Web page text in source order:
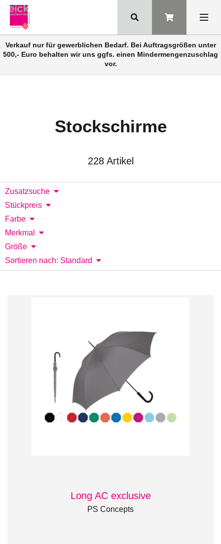
Verkauf nur für gewerblichen Bedarf. Bei Auftragsgrößen unter
500,- Euro behalten wir uns ggfs. einen Mindermengenzuschlag
vor.
Stockschirme
228 Artikel
Zusatzsuche
Stückpreis
Farbe
Merkmal
Größe
Sortieren nach: Standard
Long AC exclusive
PS Concepts